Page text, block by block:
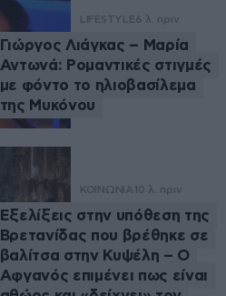
LIFESTYLE6 λ. πριν
Γιώργος Λιάγκας – Μαρία
Αντωνά: Ρομαντικές στιγμές
με φόντο το ηλιοβασίλεμα
της Μυκόνου
ΚΟΙΝΩΝΙΑ 10 λ. πριν
Εξελίξεις στην υπόθεση της
Βρετανίδας που βρέθηκε σε
βαλίτσα στην Κυψέλη – Ο
Αφγανός επιμένει πως είναι